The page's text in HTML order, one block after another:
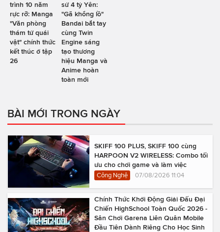
trình 10 năm
rực rỡ: Manga
"Văn phòng
thám tử quái
vật" chính thức
kết thúc ở tập
26
sử 4 tỷ Yên:
"Gã khổng lồ"
Bandai bắt tay
cùng Twin
Engine sáng
tạo thương
hiệu Manga và
Anime hoàn
toàn mới
BÀI MỚI TRONG NGÀY
SKIFF 100 PLUS, SKIFF 100 cùng
HARPOON V2 WIRELESS: Combo tối
ưu cho chơi game và làm việc
Công Nghệ 07/08/2026 11:04
Chính Thức Khởi Động Giải Đấu Đại
Chiến HighSchool Toàn Quốc 2026 -
Sân Chơi Garena Liên Quân Mobile
Đầu Tiên Dành Riêng Cho Học Sinh